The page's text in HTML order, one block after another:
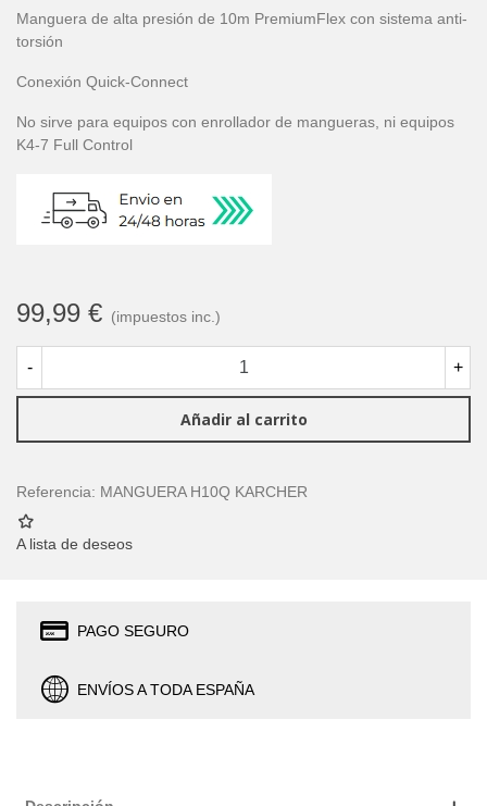
Manguera de alta presión de 10m PremiumFlex con sistema anti-
torsión
Conexión Quick-Connect
No sirve para equipos con enrollador de mangueras, ni equipos
K4-7 Full Control
99,99 € (impuestos inc.)
- +
Añadir al carrito
Referencia: MANGUERA H10Q KARCHER
A lista de deseos
PAGO SEGURO
ENVÍOS A TODA ESPAÑA